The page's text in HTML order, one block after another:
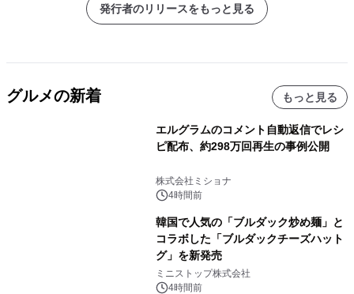
発行者のリリースをもっと見る
グルメの新着 もっと見る
エルグラムのコメント自動返信でレシ
ピ配布、約298万回再生の事例公開
株式会社ミショナ
4時間前
韓国で人気の「ブルダック炒め麺」と
コラボした「ブルダックチーズハット
グ」を新発売
ミニストップ株式会社
4時間前